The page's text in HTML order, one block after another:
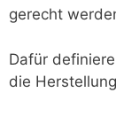
gerecht
Dafür
die